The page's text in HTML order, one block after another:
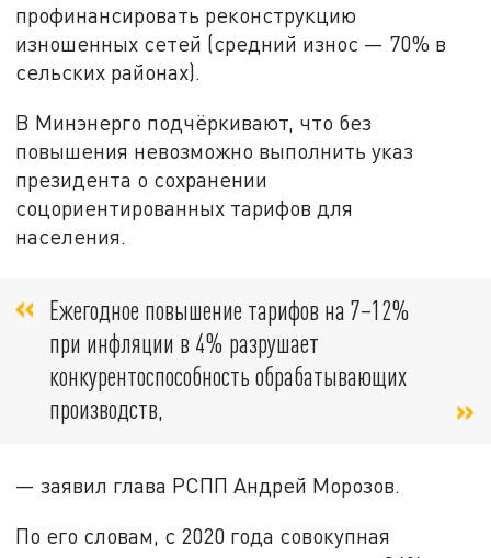
профинансировать реконструкцию
изношенных сетей (средний износ — 70% в
сельских районах).
В Минэнерго подчёркивают, что без
повышения невозможно выполнить указ
президента о сохранении
соцориентированных тарифов для
населения.
Ежегодное повышение тарифов на 7–12%
при инфляции в 4% разрушает
конкурентоспособность обрабатывающих
производств,
— заявил глава РСПП Андрей Морозов.
По его словам, с 2020 года совокупная